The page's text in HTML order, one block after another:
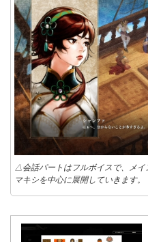
△会話パートはフルボイスで、メイ
マキシを中心に展開していきます。